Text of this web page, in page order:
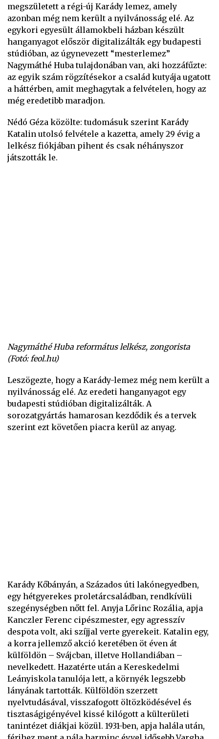
megszületett a régi-új Karády lemez, amely
azonban még nem került a nyilvánosság elé. Az
egykori egyesült államokbeli házban készült
hanganyagot először digitalizálták egy budapesti
stúdióban, az úgynevezett “mesterlemez”
Nagymáthé Huba tulajdonában van, aki hozzáfűzte:
az egyik szám rögzítésekor a család kutyája ugatott
a háttérben, amit meghagytak a felvételen, hogy az
még eredetibb maradjon.
Nédó Géza közölte: tudomásuk szerint Karády
Katalin utolsó felvétele a kazetta, amely 29 évig a
lelkész fiókjában pihent és csak néhányszor
játszották le.
Nagymáthé Huba református lelkész, zongorista
(Fotó: feol.hu)
Leszögezte, hogy a Karády-lemez még nem került a
nyilvánosság elé. Az eredeti hanganyagot egy
budapesti stúdióban digitalizálták. A
sorozatgyártás hamarosan kezdődik és a tervek
szerint ezt követően piacra kerül az anyag.
Karády Kőbányán, a Százados úti lakónegyedben,
egy hétgyerekes proletárcsaládban, rendkívüli
szegénységben nőtt fel. Anyja Lőrinc Rozália, apja
Kanczler Ferenc cipészmester, egy agresszív
despota volt, aki szíjjal verte gyerekeit. Katalin egy,
a korra jellemző akció keretében öt éven át
külföldön – Svájcban, illetve Hollandiában –
nevelkedett. Hazatérte után a Kereskedelmi
Leányiskola tanulója lett, a környék legszebb
lányának tartották. Külföldön szerzett
nyelvtudásával, visszafogott öltözködésével és
tisztaságigényével kissé kilógott a külterületi
tanintézet diákjai közül. 1931-ben, apja halála után,